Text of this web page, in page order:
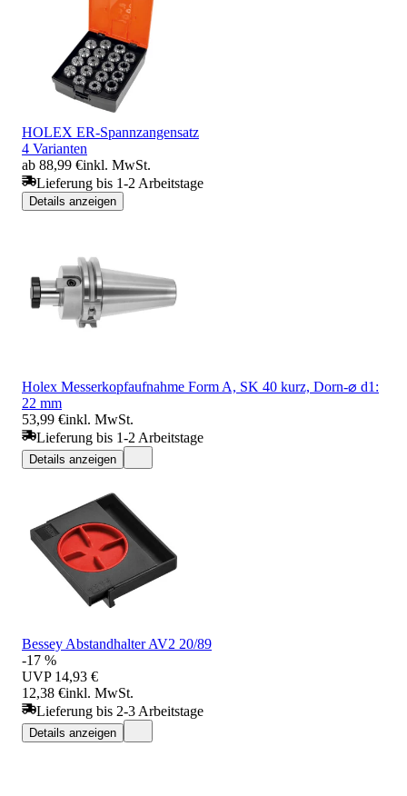
HOLEX ER-Spannzangensatz
4 Varianten
ab 88,99 €inkl. MwSt.
Lieferung bis 1-2 Arbeitstage
Details anzeigen
Holex Messerkopfaufnahme Form A, SK 40 kurz, Dorn-⌀ d1:
22 mm
53,99 €inkl. MwSt.
Lieferung bis 1-2 Arbeitstage
Details anzeigen
Bessey Abstandhalter AV2 20/89
-17 %
UVP 14,93 €
12,38 €inkl. MwSt.
Lieferung bis 2-3 Arbeitstage
Details anzeigen